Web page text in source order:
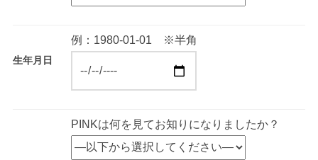
生年月日
例：1980-01-01 ※半角
PINKは何を見てお知りになりましたか？